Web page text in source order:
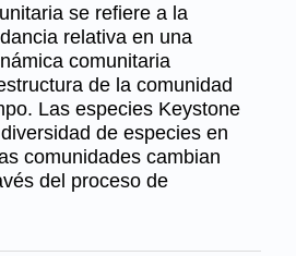
se refiere a la
relativa en una
comunitaria
de la comunidad
Las especies Keystone
de especies en
comunidades cambian
del proceso de